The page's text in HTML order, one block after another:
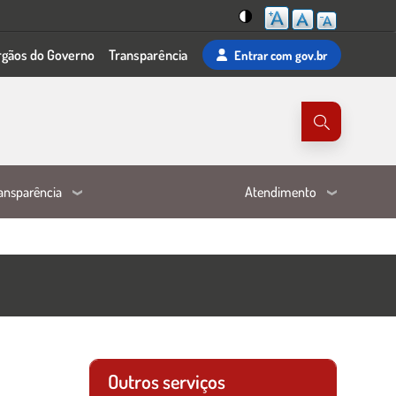
Mudar
para
do Governo Transparência Entrarcom gov.br
Atendimento
Outros serviços